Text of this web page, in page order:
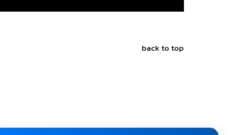
back to top